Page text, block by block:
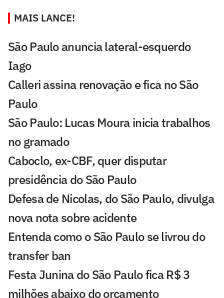
MAIS LANCE!
São Paulo anuncia lateral-esquerdo
Iago
Calleri assina renovação e fica no São
Paulo
São Paulo: Lucas Moura inicia trabalhos
no gramado
Caboclo, ex-CBF, quer disputar
presidência do São Paulo
Defesa de Nicolas, do São Paulo, divulga
nova nota sobre acidente
Entenda como o São Paulo se livrou do
transfer ban
Festa Junina do São Paulo fica R$ 3
milhões abaixo do orçamento